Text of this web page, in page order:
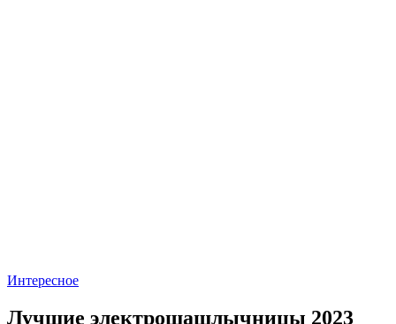
Интересное
Лучшие электрошашлычницы 2023